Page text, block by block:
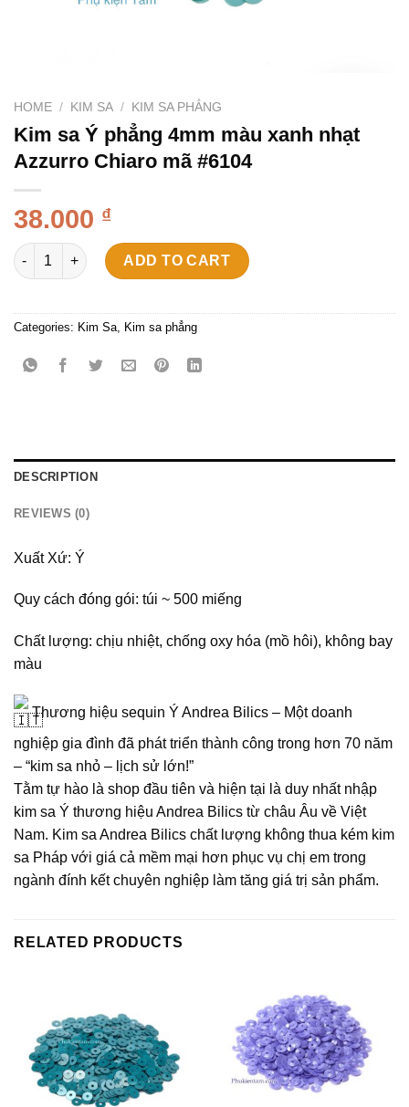
HOME / KIM SA / KIM SA PHẲNG
Kim sa Ý phẳng 4mm màu xanh nhạt
Azzurro Chiaro mã #6104
38.000 ₫
Kim sa Ý phẳng 4mm màu xanh nhạt Azzurro Chiaro mã #6104
ADD TO CART
Categories: Kim Sa Kim sa phẳng
DESCRIPTION
REVIEWS (0)
Xuất Xứ: Ý
Quy cách đóng gói: túi ~ 500 miếng
Chất lượng: chịu nhiệt, chống oxy hóa (mồ hôi), không bay
màu
Thương hiệu sequin Ý Andrea Bilics – Một doanh
nghiệp gia đình đã phát triển thành công trong hơn 70 năm
– “kim sa nhỏ – lịch sử lớn!”
Tằm tự hào là shop đầu tiên và hiện tại là duy nhất nhập
kim sa Ý thương hiệu Andrea Bilics từ châu Âu về Việt
Nam. Kim sa Andrea Bilics chất lượng không thua kém kim
sa Pháp với giá cả mềm mại hơn phục vụ chị em trong
ngành đính kết chuyên nghiệp làm tăng giá trị sản phẩm.
RELATED PRODUCTS